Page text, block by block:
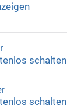
schalten
schalten